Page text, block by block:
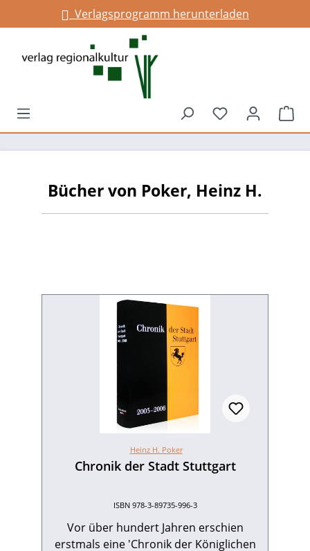
springenVerlagsprogramm herunterladen
Du hast 0
Bücher von Poker, Heinz H.
Heinz H. Poker
Chronik der Stadt Stuttgart
ISBN 978-3-89735-996-3
Vor über hundert Jahren erschien
erstmals eine 'Chronik der Königlichen